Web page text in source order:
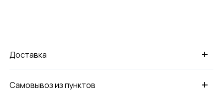
+
Доставка
+
Самовывоз из пунктов